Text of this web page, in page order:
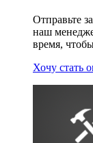
Отправьте
наш
время,
Хочу стать